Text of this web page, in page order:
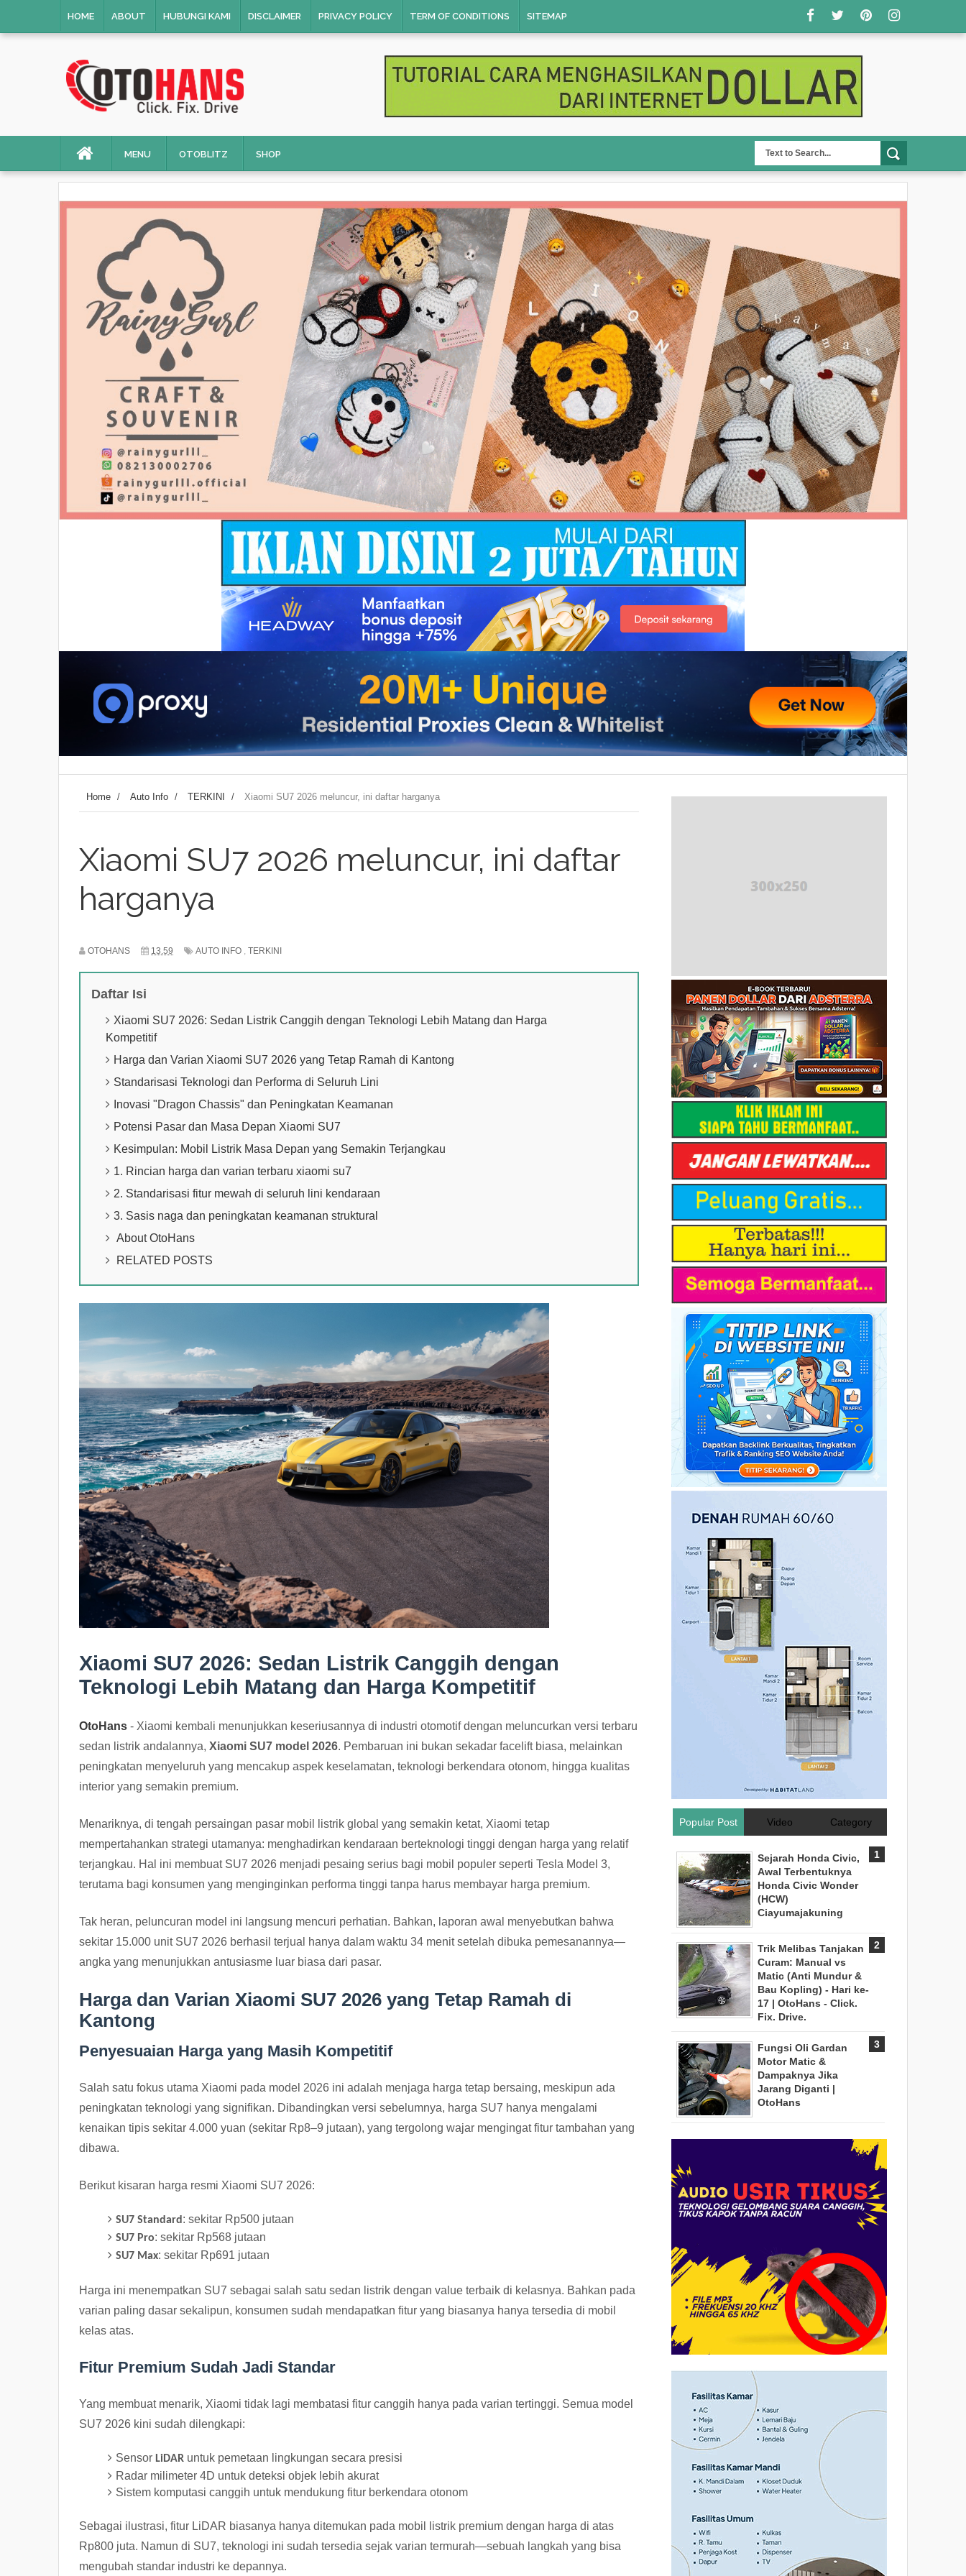
HOME ABOUT HUBUNGI KAMI DISCLAIMER PRIVACY POLICY TERM OF CONDITIONS SITEMAP
MENU OTOBLITZ SHOP
Home / Auto Info / TERKINI / Xiaomi SU7 2026 meluncur, ini daftar harganya
Xiaomi SU7 2026 meluncur, ini daftar
harganya
OTOHANS 13.59 AUTO INFO , TERKINI
Daftar Isi
Xiaomi SU7 2026: Sedan Listrik Canggih dengan Teknologi Lebih Matang dan Harga
Kompetitif
Harga dan Varian Xiaomi SU7 2026 yang Tetap Ramah di Kantong
Standarisasi Teknologi dan Performa di Seluruh Lini
Inovasi "Dragon Chassis" dan Peningkatan Keamanan
Potensi Pasar dan Masa Depan Xiaomi SU7
Kesimpulan: Mobil Listrik Masa Depan yang Semakin Terjangkau
1. Rincian harga dan varian terbaru xiaomi su7
2. Standarisasi fitur mewah di seluruh lini kendaraan
3. Sasis naga dan peningkatan keamanan struktural
About OtoHans
RELATED POSTS
Xiaomi SU7 2026: Sedan Listrik Canggih dengan
Teknologi Lebih Matang dan Harga Kompetitif
OtoHans - Xiaomi kembali menunjukkan keseriusannya di industri otomotif dengan meluncurkan versi terbaru
sedan listrik andalannya, Xiaomi SU7 model 2026. Pembaruan ini bukan sekadar facelift biasa, melainkan
peningkatan menyeluruh yang mencakup aspek keselamatan, teknologi berkendara otonom, hingga kualitas
interior yang semakin premium.
Menariknya, di tengah persaingan pasar mobil listrik global yang semakin ketat, Xiaomi tetap
mempertahankan strategi utamanya: menghadirkan kendaraan berteknologi tinggi dengan harga yang relatif
terjangkau. Hal ini membuat SU7 2026 menjadi pesaing serius bagi mobil populer seperti Tesla Model 3,
terutama bagi konsumen yang menginginkan performa tinggi tanpa harus membayar harga premium.
Tak heran, peluncuran model ini langsung mencuri perhatian. Bahkan, laporan awal menyebutkan bahwa
sekitar 15.000 unit SU7 2026 berhasil terjual hanya dalam waktu 34 menit setelah dibuka pemesanannya—
angka yang menunjukkan antusiasme luar biasa dari pasar.
Harga dan Varian Xiaomi SU7 2026 yang Tetap Ramah di
Kantong
Penyesuaian Harga yang Masih Kompetitif
Salah satu fokus utama Xiaomi pada model 2026 ini adalah menjaga harga tetap bersaing, meskipun ada
peningkatan teknologi yang signifikan. Dibandingkan versi sebelumnya, harga SU7 hanya mengalami
kenaikan tipis sekitar 4.000 yuan (sekitar Rp8–9 jutaan), yang tergolong wajar mengingat fitur tambahan yang
dibawa.
Berikut kisaran harga resmi Xiaomi SU7 2026:
SU7 Standard : sekitar Rp500 jutaan
SU7 Pro: sekitar Rp568 jutaan
SU7 Max: sekitar Rp691 jutaan
Harga ini menempatkan SU7 sebagai salah satu sedan listrik dengan value terbaik di kelasnya. Bahkan pada
varian paling dasar sekalipun, konsumen sudah mendapatkan fitur yang biasanya hanya tersedia di mobil
kelas atas.
Fitur Premium Sudah Jadi Standar
Yang membuat menarik, Xiaomi tidak lagi membatasi fitur canggih hanya pada varian tertinggi. Semua model
SU7 2026 kini sudah dilengkapi:
Sensor LiDAR untuk pemetaan lingkungan secara presisi
Radar milimeter 4D untuk deteksi objek lebih akurat
Sistem komputasi canggih untuk mendukung fitur berkendara otonom
Sebagai ilustrasi, fitur LiDAR biasanya hanya ditemukan pada mobil listrik premium dengan harga di atas
Rp800 juta. Namun di SU7, teknologi ini sudah tersedia sejak varian termurah—sebuah langkah yang bisa
mengubah standar industri ke depannya.
Popular Post Video Category
Sejarah Honda Civic,
Awal Terbentuknya
Honda Civic Wonder
(HCW)
Ciayumajakuning
Trik Melibas Tanjakan
Curam: Manual vs
Matic (Anti Mundur &
Bau Kopling) - Hari ke-
17 | OtoHans - Click.
Fix. Drive.
Fungsi Oli Gardan
Motor Matic &
Dampaknya Jika
Jarang Diganti |
OtoHans